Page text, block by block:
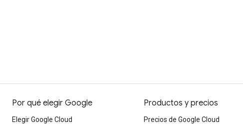
Por qué elegir Google
Elegir Google Cloud
Productos y precios
Precios de Google Cloud